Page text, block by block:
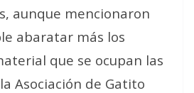
aunque mencionaron
abaratar más los
que se ocupan las
Asociación de Gatito